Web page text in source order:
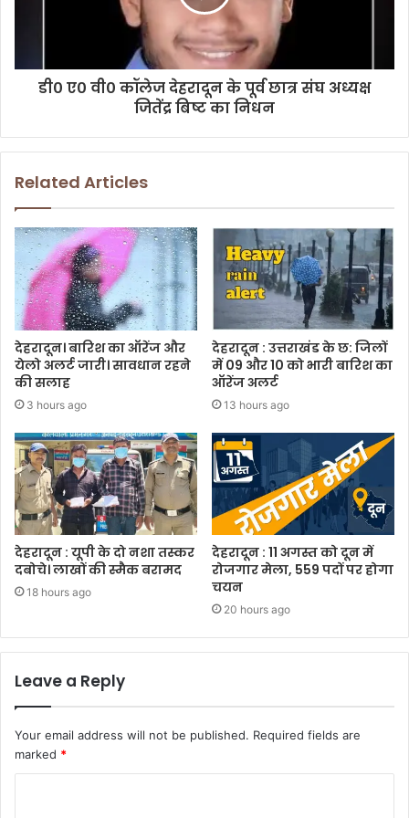
डी० ए० वी० कॉलेज देहरादून के पूर्व छात्र संघ अध्यक्ष
जितेंद्र बिष्ट का निधन
Related Articles
देहरादून। बारिश का ऑरेंज और
येलो अलर्ट जारी। सावधान रहने
की सलाह
3 hours ago
देहरादून : उत्तराखंड के छ: जिलों
में 09 और 10 को भारी बारिश का
ऑरेंज अलर्ट
13 hours ago
देहरादून : यूपी के दो नशा तस्कर
दबोचे। लाखों की स्मैक बरामद
18 hours ago
देहरादून : 11 अगस्त को दून में
रोजगार मेला, 559 पदों पर होगा
चयन
20 hours ago
Leave a Reply
Your email address will not be published. Required fields are
marked *